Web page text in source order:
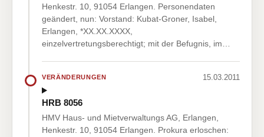
Henkestr. 10, 91054 Erlangen. Personendaten
geändert, nun: Vorstand: Kubat-Groner, Isabel,
Erlangen, *XX.XX.XXXX,
einzelvertretungsberechtigt; mit der Befugnis, im…
VERÄNDERUNGEN 15.03.2011
HRB 8056
HMV Haus- und Mietverwaltungs AG, Erlangen,
Henkestr. 10, 91054 Erlangen. Prokura erloschen: